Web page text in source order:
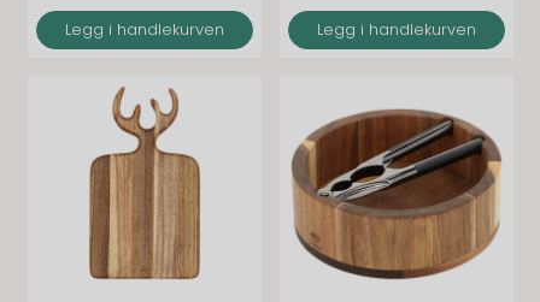
Legg i handlekurven Legg i handlekurven